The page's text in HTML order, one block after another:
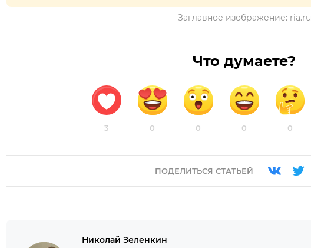
Заглавное изображение: ria.ru
Что думаете?
3 0 0 0 0
ПОДЕЛИТЬСЯ СТАТЬЕЙ
Николай Зеленкин